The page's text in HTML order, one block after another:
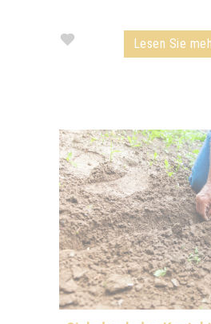
Lesen Sie